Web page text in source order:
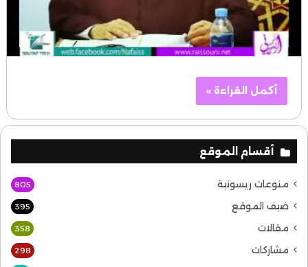
أكمل القراءة »
أقسام الموقع
منوعات ريسونية 805
ضيف الموقع 395
مقالات 358
مشاركات 298